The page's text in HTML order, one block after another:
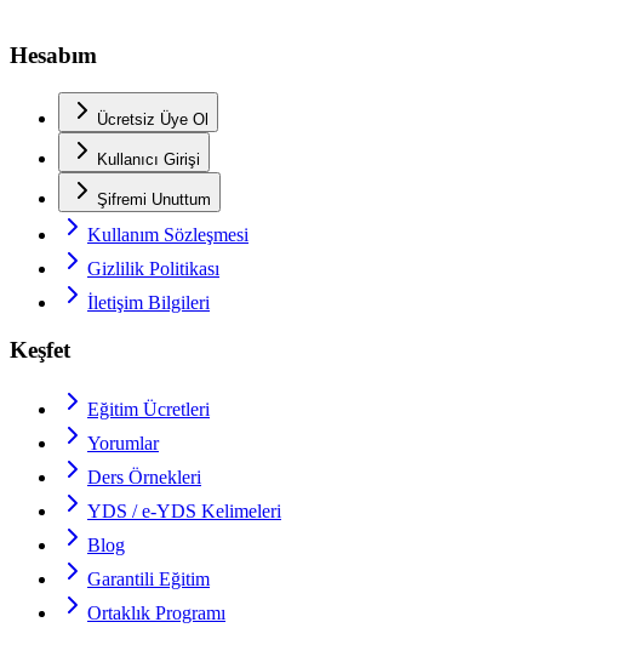
Hesabım
Ücretsiz Üye Ol
Kullanıcı Girişi
Şifremi Unuttum
Kullanım Sözleşmesi
Gizlilik Politikası
İletişim Bilgileri
Keşfet
Eğitim Ücretleri
Yorumlar
Ders Örnekleri
YDS / e-YDS Kelimeleri
Blog
Garantili Eğitim
Ortaklık Programı